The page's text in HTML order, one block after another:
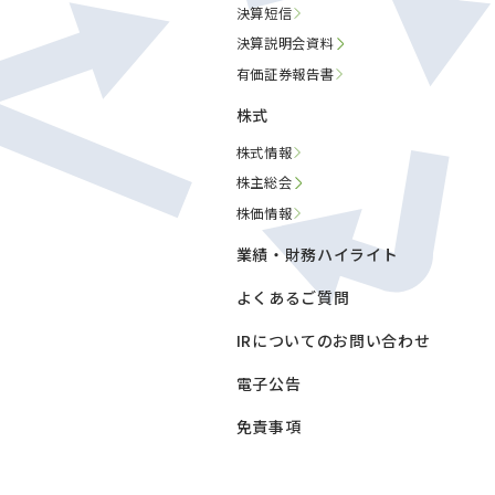
決算短信
決算説明会資料
有価証券報告書
株式
株式情報
株主総会
株価情報
業績・財務ハイライト
よくあるご質問
IRについてのお問い合わせ
電子公告
免責事項